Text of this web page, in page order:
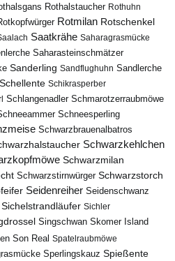
Rothalstaucher Rothuhn
Rotmilan Rotschenkel
Saatkrähe Saharagrasmücke
Saharasteinschmätzer
Sanderling Sandflughuhn Sandlerche
Schellente Schikrasperber
Schlangenadler Schmarotzerraubmöwe
Schneesperling
Schwarzbrauenalbatros
Schwarzkehlchen
Schwarzmilan
Schwarzstirnwürger Schwarzstorch
Seidenreiher Seidenschwanz
Sichelstrandläufer Sichler
Singschwan Skomer Island
Son Real Spatelraubmöwe
Sperlingskauz Spießente